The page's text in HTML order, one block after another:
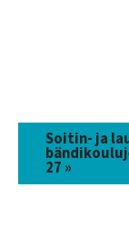
Soitin- ja
27 »